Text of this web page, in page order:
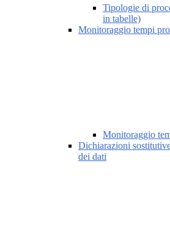
Tipologie di
in tabelle)
Monitoraggio tempi
Monitoraggio
Dichiarazioni
dei dati